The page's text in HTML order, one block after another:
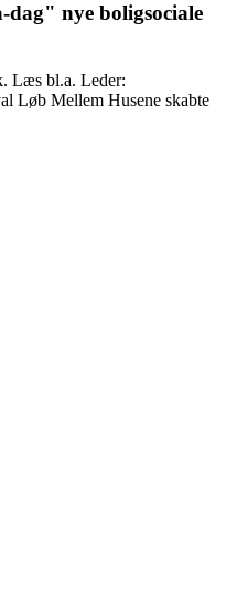
dag" nye boligsociale
Læs bl.a. Leder:
Løb Mellem Husene skabte